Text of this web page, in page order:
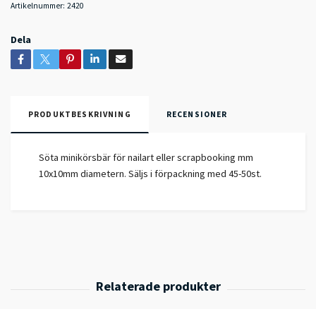
Artikelnummer: 2420
Dela
PRODUKTBESKRIVNING RECENSIONER
Söta minikörsbär för nailart eller scrapbooking mm
10x10mm diametern. Säljs i förpackning med 45-50st.